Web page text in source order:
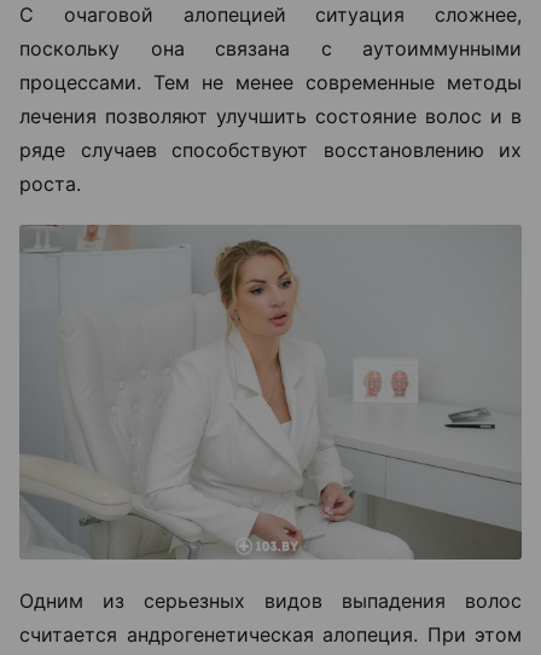
С очаговой алопецией ситуация сложнее,
поскольку она связана с аутоиммунными
процессами. Тем не менее современные методы
лечения позволяют улучшить состояние волос и в
ряде случаев способствуют восстановлению их
роста.
Одним из серьезных видов выпадения волос
считается андрогенетическая алопеция. При этом